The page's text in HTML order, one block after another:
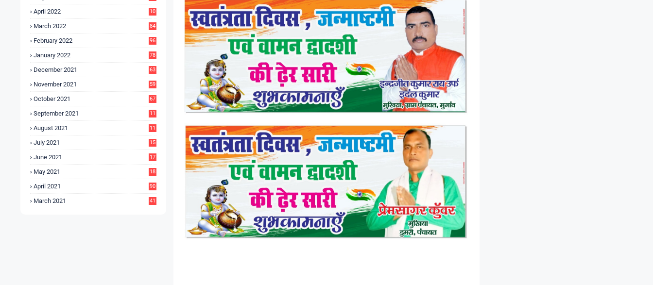
April 2022
10
March 2022 84
February 2022 96
January 2022 78
December 2021 63
November 2021 59
October 2021 67
September 2021
11
August 2021
11
July 2021
15
June 2021
17
May 2021
18
April 2021 90
March 2021 41